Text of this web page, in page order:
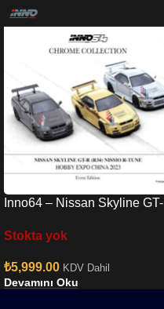
Inno64 – Nissan Skyline GT-
3 Cars Set
Stokta yok
₺5,999.00 KDV Dahil
Devamını Oku